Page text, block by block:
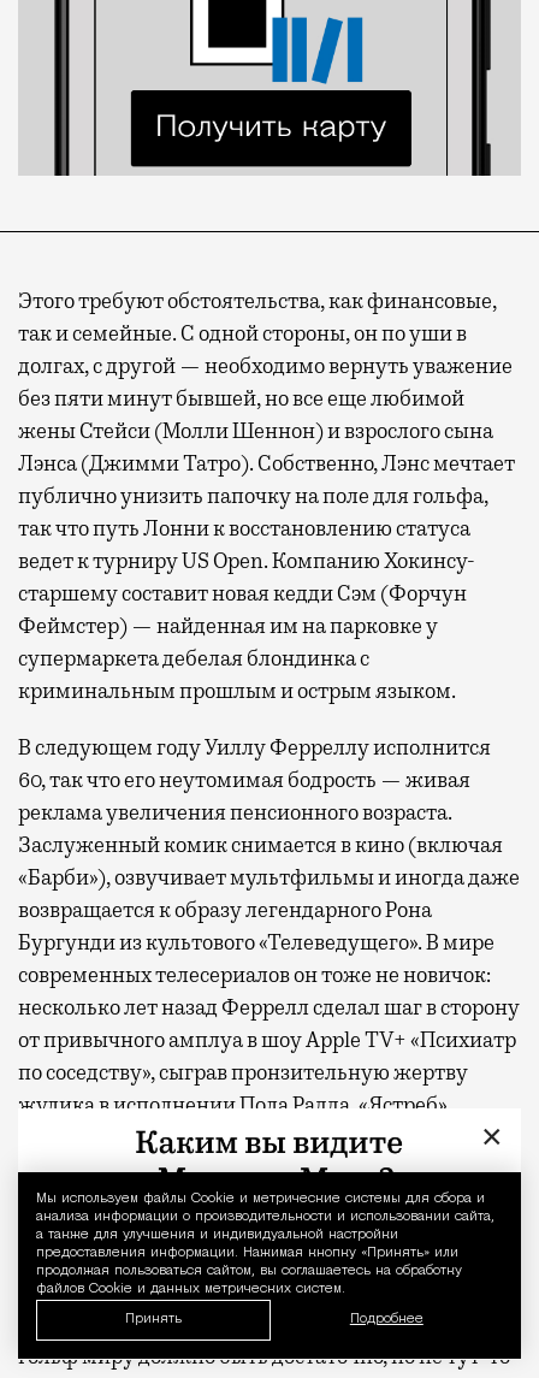
Уведомление
Мы используем файлы Сookie и метрические системы для сбора и
анализа информации о производительности и использовании сайта,
а также для улучшения и индивидуальной настройки
предоставления информации. Нажимая кнопку «Принять» или
продолжая пользоваться сайтом, вы соглашаетесь на обработку
файлов Cookie и данных метрических систем.
Принять Подробнее
Этого требуют обстоятельства, как финансовые,
так и семейные. С одной стороны, он по уши в
долгах, с другой — необходимо вернуть уважение
без пяти минут бывшей, но все еще любимой
жены Стейси (Молли Шеннон) и взрослого сына
Лэнса (Джимми Татро). Собственно, Лэнс мечтает
публично унизить папочку на поле для гольфа,
так что путь Лонни к восстановлению статуса
ведет к турниру US Open. Компанию Хокинсу-
старшему составит новая кедди Сэм (Форчун
Феймстер) — найденная им на парковке у
супермаркета дебелая блондинка с
криминальным прошлым и острым языком.
В следующем году Уиллу Ферреллу исполнится
60, так что его неутомимая бодрость — живая
реклама увеличения пенсионного возраста.
Заслуженный комик снимается в кино (включая
«Барби»), озвучивает мультфильмы и иногда даже
возвращается к образу легендарного Рона
Бургунди из культового «Телеведущего». В мире
современных телесериалов он тоже не новичок:
несколько лет назад Феррелл сделал шаг в сторону
от привычного амплуа в шоу Apple TV+ «Психиатр
по соседству», сыграв пронзительную жертву
жулика в исполнении Пола Радда. «Ястреб»,
напротив, возвращение к базовым настройкам.
На первый взгляд «Ястреб» выглядит несколько
запоздавшим. В прошлом году на том же Apple
TV+ вышел «Король гольфа» с Оуэном Уилсоном,
который завоевал публику и обеспечил сериалу
продление на второй сезон. Одной комедии про
гольф миру должно быть достаточно, но не тут-то
×